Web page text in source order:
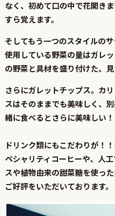
なく、初めて口の中で花開き
すら覚えます。
そしてもう一つのスタイルのサ
使用している野菜の量はガレ
の野菜と具材を盛り付けた、
さらにガレットチップス。カ
スはそのままでも美味しく、
緒に食べるとさらに美味しい！
ドリンク類にもこだわりが！
ペシャリティコーヒーや、人
スや植物由来の甜菜糖を使っ
ご好評をいただいております。